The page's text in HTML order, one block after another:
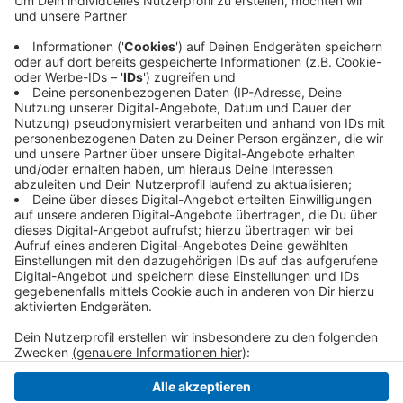
verkünden. Damit sei man mit der Aufrüstung
durch, heißt es. Knapp 370.000 Euro hat die Stadt
dafür investiert. Die Stadt Willich geht davon aus,
dass sie aus dem entsprechenden
Landesprogramm 90.000 Euro erstattet bekommt.
Veröffentlicht:Montag, 27.12.2021 17:46
Anzeige